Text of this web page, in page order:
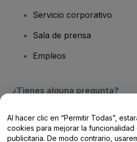
Servicio corporativo
Sala de prensa
Empleos
¿Tienes alguna pregunta?
Centro de Ayuda /
Al hacer clic en “Permitir Todas”,
cookies para mejorar la
publicitaria. De modo contrario,